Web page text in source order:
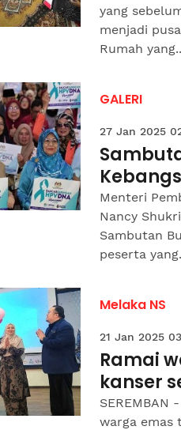
yang
menjadi
Rumah
GALERI
27 Jan 2025
Menteri
Nancy
Sambutan
peserta
Melaka NS
21 Jan 2025
Ramai
kanser
SEREMBAN
warga emas